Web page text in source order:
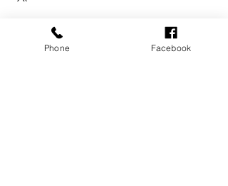
最新記事 すべて表示
Phone Facebook